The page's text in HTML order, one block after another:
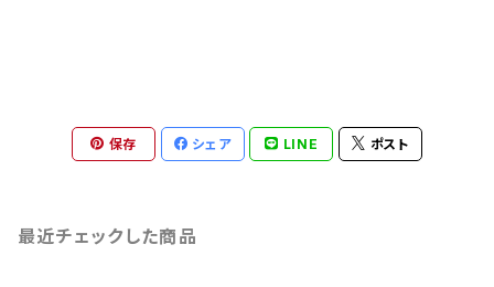
保存 シェア LINE ポスト
最近チェックした商品